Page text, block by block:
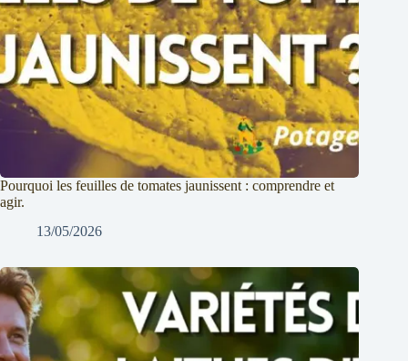
Pourquoi les feuilles de tomates jaunissent : comprendre et
agir.
13/05/2026